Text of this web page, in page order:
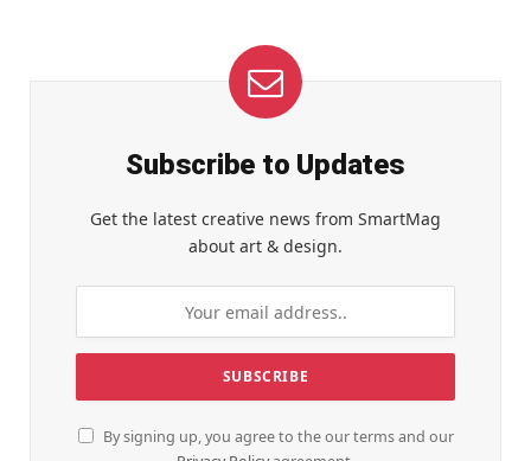
Subscribe to Updates
Get the latest creative news from SmartMag
about art & design.
By signing up, you agree to the our terms and our